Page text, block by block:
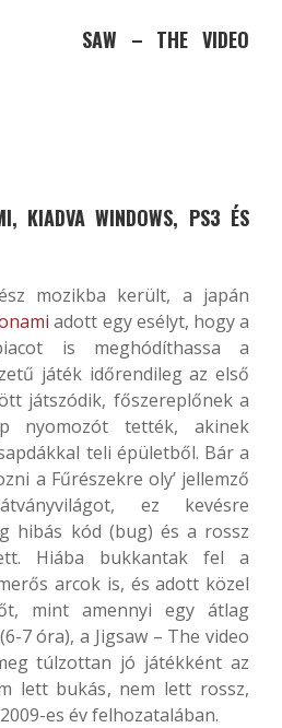
SAW – THE VIDEO
KIADVA WINDOWS, PS3 ÉS
mozikba került, a japán
adott egy esélyt, hogy a
is meghódíthassa a
játék időrendileg az első
játszódik, főszereplőnek a
nyomozót tették, akinek
teli épületből. Bár a
a Fűrészekre oly’ jellemző
ez kevésre
hibás kód (bug) és a rossz
Hiába bukkantak fel a
arcok is, és adott közel
mint amennyi egy átlag
7 óra), a Jigsaw – The video
túlzottan jó játékként az
lett bukás, nem lett rossz,
es év felhozatalában.